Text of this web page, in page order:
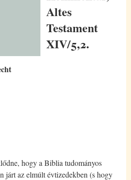
Altes
Testament
XIV/5,2.
hogy a Biblia tudományos
járt az elmúlt évtizedekben (s hogy